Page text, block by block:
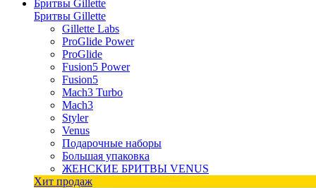
Бритвы Gillette
Бритвы Gillette
Gillette Labs
ProGlide Power
ProGlide
Fusion5 Power
Fusion5
Mach3 Turbo
Mach3
Styler
Venus
Подарочные наборы
Большая упаковка
ЖЕНСКИЕ БРИТВЫ VENUS
Хит продаж